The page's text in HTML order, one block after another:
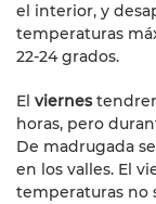
el interior, y
temperaturas
22-24 grados.
El viernes
horas, pero
De madrugada
en los valles. El
temperaturas no